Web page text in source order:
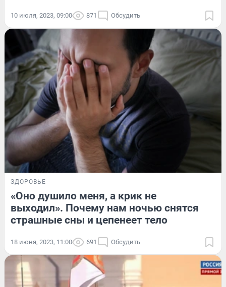
10 июля, 2023, 09:00 871 Обсудить
ЗДОРОВЬЕ
«Оно душило меня, а крик не
выходил». Почему нам ночью снятся
страшные сны и цепенеет тело
18 июня, 2023, 11:00 691 Обсудить